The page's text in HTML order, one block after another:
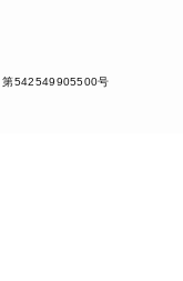
第542549905500号